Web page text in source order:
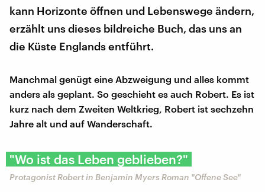
kann Horizonte öffnen und Lebenswege ändern,
erzählt uns dieses bildreiche Buch, das uns an
die Küste Englands entführt.
Manchmal genügt eine Abzweigung und alles kommt
anders als geplant. So geschieht es auch Robert. Es ist
kurz nach dem Zweiten Weltkrieg, Robert ist sechzehn
Jahre alt und auf Wanderschaft.
"Wo ist das Leben geblieben?"
Protagonist Robert in Benjamin Myers Roman "Offene See"